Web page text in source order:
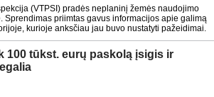
(VTPSI) pradės neplaninį žemės naudojimo
priimtas gavus informacijos apie galimą
kurioje anksčiau jau buvo nustatyti pažeidimai.
100 tūkst. eurų paskolą įsigis ir